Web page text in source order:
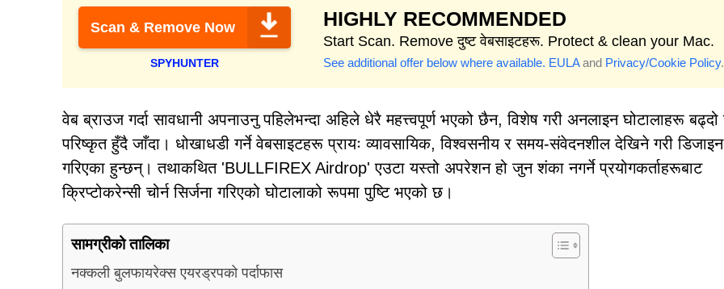
Scan & Remove Now
SPYHUNTER
HIGHLY RECOMMENDED
Start Scan. Remove दुष्ट वेबसाइटहरू. Protect & clean your Mac.
See additional offer below where available. EULAand Privacy/Cookie Policy.
वेब ब्राउज गर्दा सावधानी अपनाउनु पहिलेभन्दा अहिले धेरै महत्त्वपूर्ण भएको छैन, विशेष गरी अनलाइन घोटालाहरू
परिष्कृत हुँदै जाँदा। धोखाधडी गर्ने वेबसाइटहरू प्रायः व्यावसायिक, विश्वसनीय र समय-संवेदनशील देखिने गरी डिजाइन
गरिएका हुन्छन्। तथाकथित 'BULLFIREX Airdrop' एउटा यस्तो अपरेशन हो जुन शंका नगर्ने प्रयोगकर्ताहरूबाट
क्रिप्टोकरेन्सी चोर्न सिर्जना गरिएको घोटालाको रूपमा पुष्टि भएको छ।
सामग्रीको तालिका
नक्कली बुलफायरेक्स एयरड्रपको पर्दाफास